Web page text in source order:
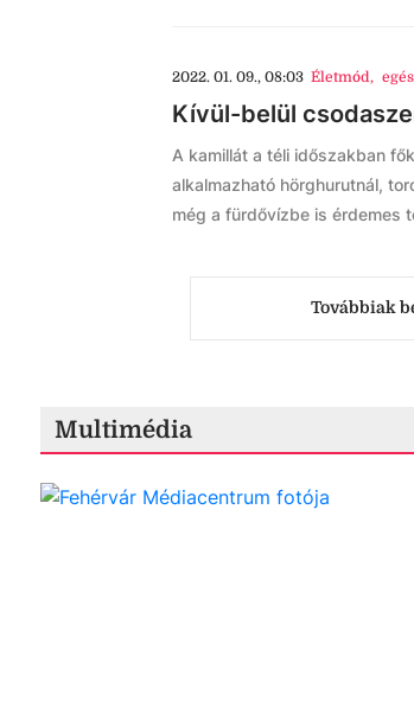
2022. 01. 09., 08:03 Életmód,
Kívül-belül
A kamillát a téli időszakban
alkalmazható hörghurutnál,
még a fürdővízbe is érdemes
Továbbiak
Multimédia